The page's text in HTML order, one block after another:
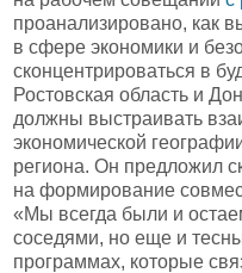
проанализировано, как
в сфере экономики и
сконцентрироваться в
Ростовская область и
должны выстраивать
экономической
региона. Он предложил
на формирование
«Мы всегда были и
соседями, но еще и
программах, которые